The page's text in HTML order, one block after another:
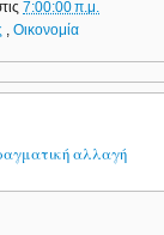
7:00:00 π.μ.
,Οικονομία
αλλαγή